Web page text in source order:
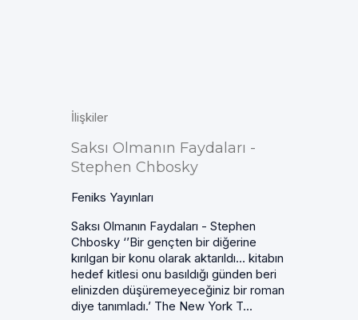
İlişkiler
Saksı Olmanın Faydaları -
Stephen Chbosky
Feniks Yayınları
Saksı Olmanın Faydaları - Stephen
Chbosky ‘’Bir gençten bir diğerine
kırılgan bir konu olarak aktarıldı… kitabın
hedef kitlesi onu basıldığı günden beri
elinizden düşüremeyeceğiniz bir roman
diye tanımladı.’ The New York T...